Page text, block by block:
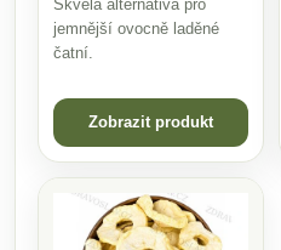
Skvělá alternativa pro
jemnější ovocně laděné
čatní.
Zobrazit produkt